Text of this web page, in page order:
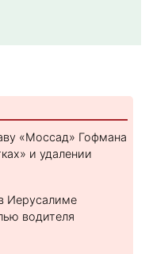
«Моссад» Гофмана
и удалении
Иерусалиме
водителя